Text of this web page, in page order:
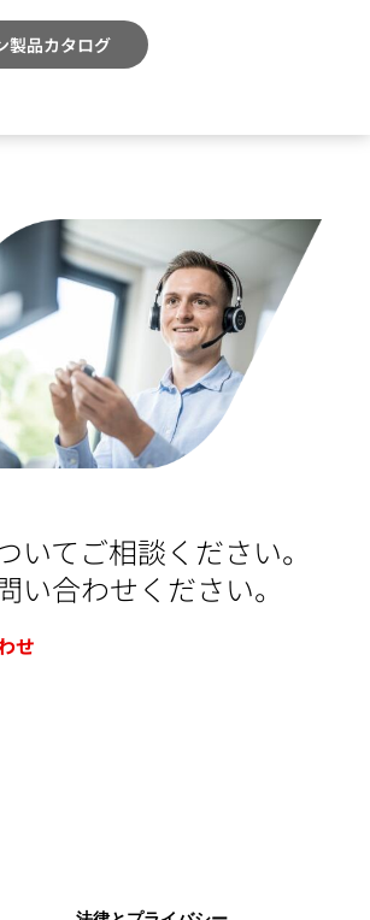
製品カタログ
いてご相談ください。
い合わせください。
せ